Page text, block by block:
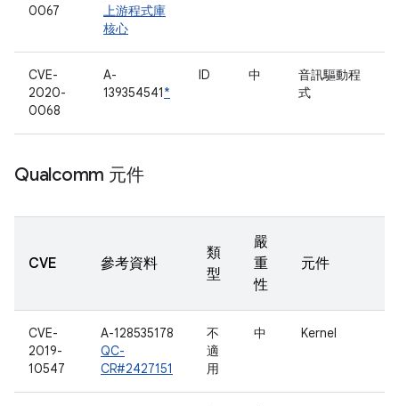
0067
上游程式庫
核心
CVE-
2020-
0068
A-
139354541*
ID 中
音訊驅動程
式
Qualcomm 元件
CVE 參考資料
類
型
嚴
重
性
元件
CVE-
2019-
10547
A-128535178
QC-
CR#2427151
不
適
用
中 Kernel